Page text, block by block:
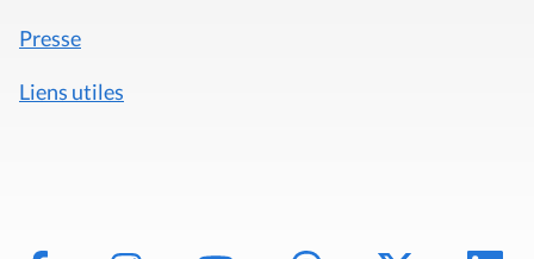
Presse
Liens utiles